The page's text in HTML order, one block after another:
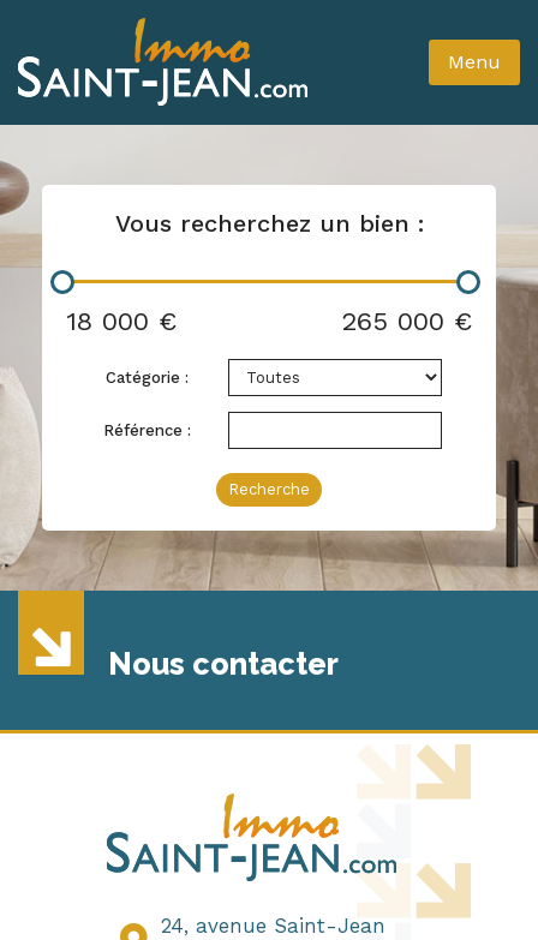
Menu
Vous recherchez un bien :
18 000 € 265 000 €
Catégorie :
Référence :
Recherche
Nous contacter
24, avenue Saint-Jean